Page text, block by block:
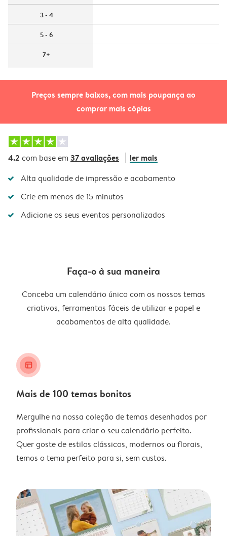
Preços sempre baixos, com mais poupança ao
comprar mais cópias
3 - 4
5 - 6
7+
4.2 com base em 37 avaliações ler mais
Alta qualidade de impressão e acabamento
Crie em menos de 15 minutos
Adicione os seus eventos personalizados
Faça-o à sua maneira
Conceba um calendário único com os nossos temas
criativos, ferramentas fáceis de utilizar e papel e
acabamentos de alta qualidade.
layout_alt
Mais de 100 temas bonitos
Mergulhe na nossa coleção de temas desenhados por
profissionais para criar o seu calendário perfeito.
Quer goste de estilos clássicos, modernos ou florais,
temos o tema perfeito para si, sem custos.